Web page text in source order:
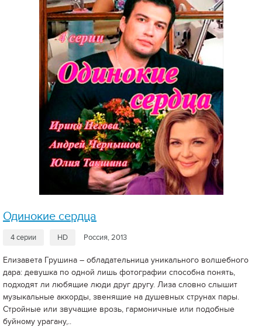
Одинокие сердца
4 серии HD Россия, 2013
Елизавета Грушина – обладательница уникального волшебного
дара: девушка по одной лишь фотографии способна понять,
подходят ли любящие люди друг другу. Лиза словно слышит
музыкальные аккорды, звенящие на душевных струнах пары.
Стройные или звучащие врозь, гармоничные или подобные
буйному урагану,..